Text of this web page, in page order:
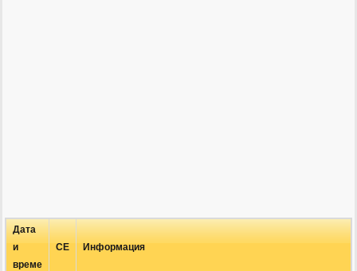
Дата
и
време
СЕ Информация